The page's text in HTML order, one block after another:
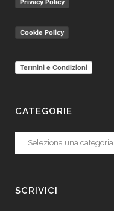
Privacy Policy
Cookie Policy
Termini e Condizioni
CATEGORIE
Categorie
SCRIVICI